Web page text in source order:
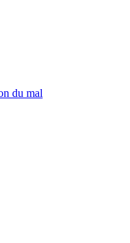
du mal